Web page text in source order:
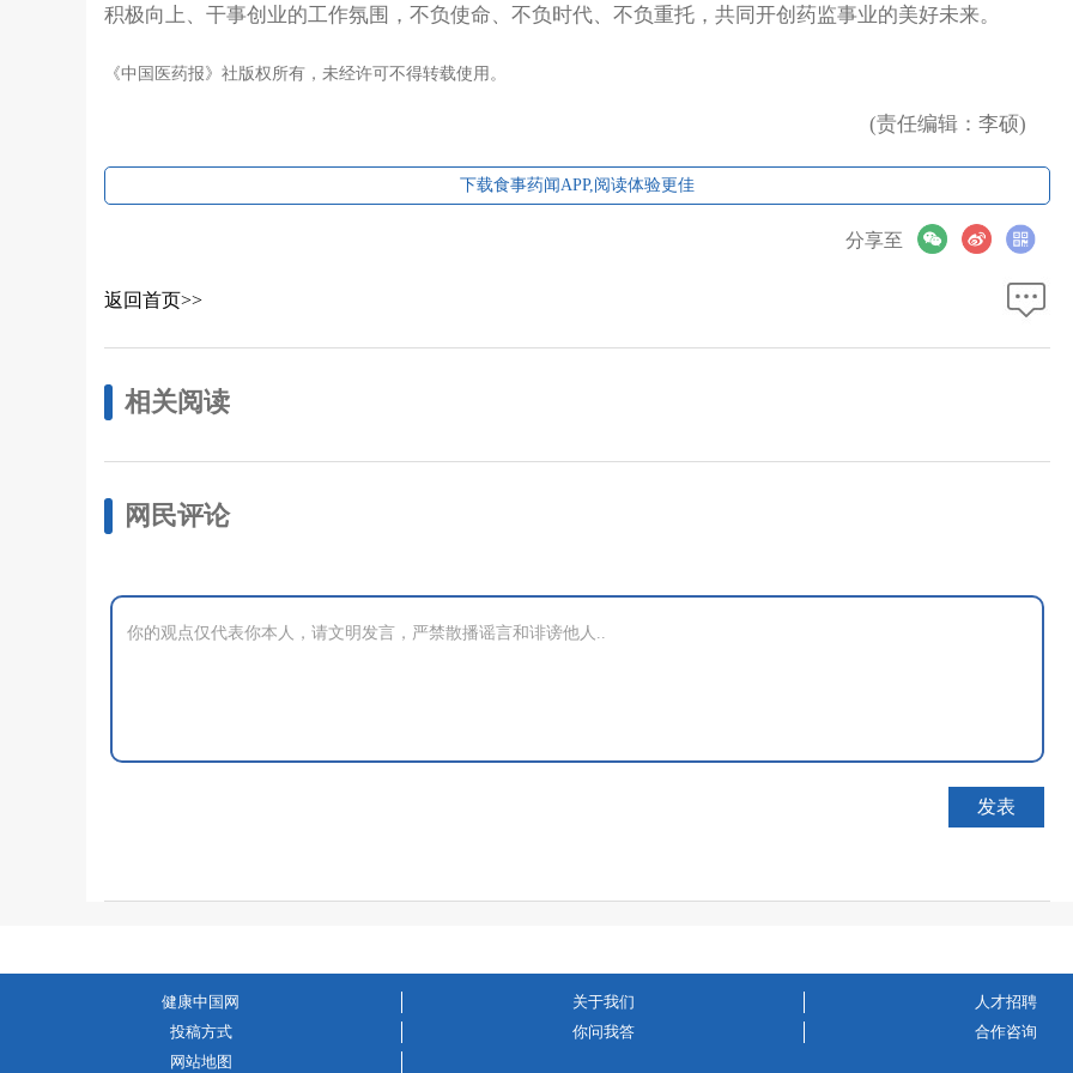
积极向上、干事创业的工作氛围，不负使命、不负时代、不负重托，共同开创药监事业的美好未来。
《中国医药报》社版权所有，未经许可不得转载使用。
(责任编辑：李硕)
下载食事药闻APP,阅读体验更佳
分享至
返回首页>>
相关阅读
网民评论
健康中国网 关于我们
人才招聘
投稿方式
你问我答
合作咨询
网站地图